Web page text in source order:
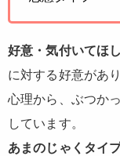
好意・気付いてほ
に対する好意があ
心理から、ぶつか
しています。
あまのじゃくタイ